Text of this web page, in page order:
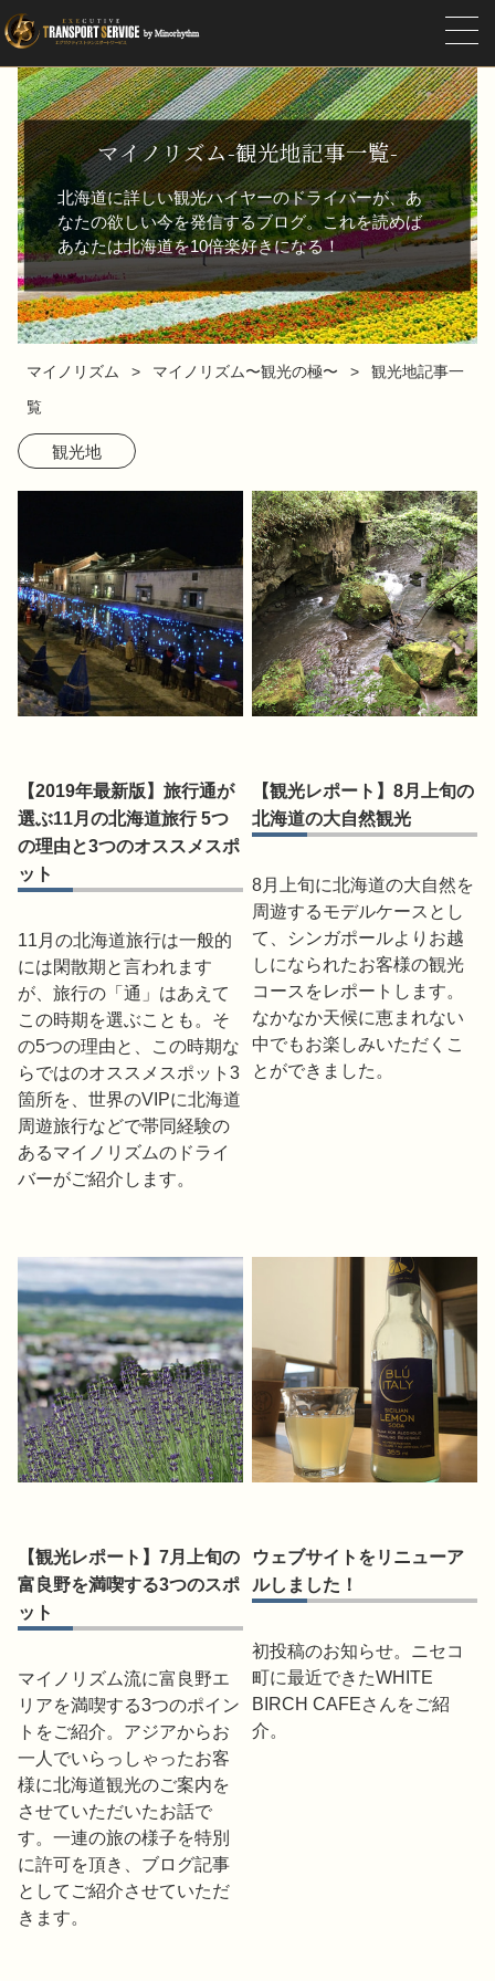
マイノリズム-観光地記事一覧-
北海道に詳しい観光ハイヤーのドライバーが、あ
なたの欲しい今を発信するブログ。これを読めば
あなたは北海道を10倍楽好きになる！
マイノリズム マイノリズム〜観光の極〜
観光地記事一
覧
観光地
【2019年最新版】旅行通が
選ぶ11月の北海道旅行 5つ
の理由と3つのオススメスポ
ット
11月の北海道旅行は一般的
には閑散期と言われます
が、旅行の「通」はあえて
この時期を選ぶことも。そ
の5つの理由と、この時期な
らではのオススメスポット3
箇所を、世界のVIPに北海道
周遊旅行などで帯同経験の
あるマイノリズムのドライ
バーがご紹介します。
【観光レポート】8月上旬の
北海道の大自然観光
8月上旬に北海道の大自然を
周遊するモデルケースとし
て、シンガポールよりお越
しになられたお客様の観光
コースをレポートします。
なかなか天候に恵まれない
中でもお楽しみいただくこ
とができました。
【観光レポート】7月上旬の
富良野を満喫する3つのスポ
ット
マイノリズム流に富良野エ
リアを満喫する3つのポイン
トをご紹介。アジアからお
一人でいらっしゃったお客
様に北海道観光のご案内を
させていただいたお話で
す。一連の旅の様子を特別
に許可を頂き、ブログ記事
としてご紹介させていただ
きます。
ウェブサイトをリニューア
ルしました！
初投稿のお知らせ。ニセコ
町に最近できたWHITE
BIRCH CAFEさんをご紹
介。